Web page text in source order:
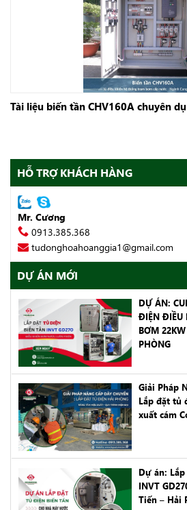
Tài liệu biến tần CHV160A chuyên
HỖ TRỢ KHÁCH HÀNG
Mr. Cương
0913.385.368
tudonghoahoanggia1@gmail.com
DỰ ÁN MỚI
DỰ ÁN:
ĐIỆN ĐIỀU
BƠM
PHÒNG
Giải Pháp
Lắp đặt tủ
xuất cám
Dự án:
INVT
Tiến – Hải